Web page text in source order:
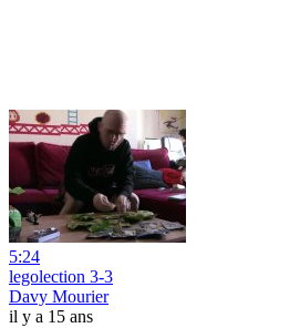
5:24
legolection 3-3
Davy Mourier
il y a 15 ans